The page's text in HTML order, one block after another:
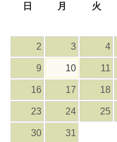
日 月 火
2 3 4
9 10 11
16 17 18
23 24 25
30 31